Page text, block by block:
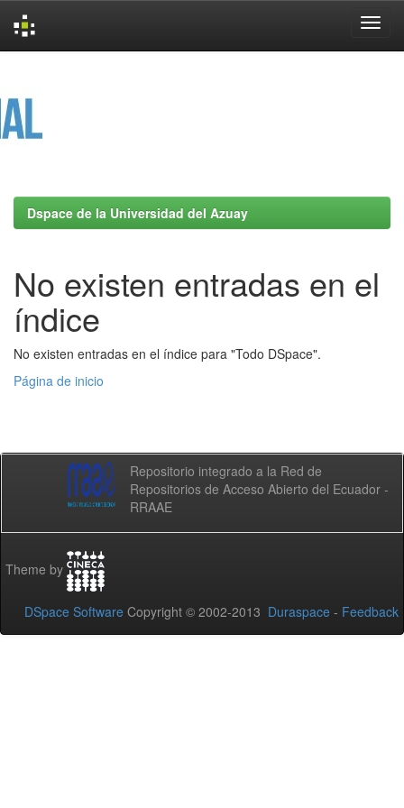
Dspace de la Universidad del Azuay
No existen entradas en el
índice
No existen entradas en el índice para "Todo DSpace".
Página de inicio
Repositorio integrado a la Red de
Repositorios de Acceso Abierto del Ecuador -
RRAAE
Theme by
DSpace Software Copyright © 2002-2013 Duraspace - Feedback